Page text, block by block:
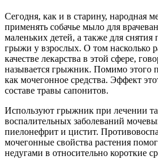
Сегодня, как и в старину, народная
применять собачье мыло для
маленьких детей, а также для
грыжи у взрослых. О том насколько
качестве лекарства в этой сфере,
называется грыжник. Помимо этого
как мочегонное средства. Эффект
составе травы сапонитов.
Используют грыжник при лечении
воспалительных заболеваний
пиелонефрит и цистит.
мочегонные свойства растения
недугами в относительно короткие